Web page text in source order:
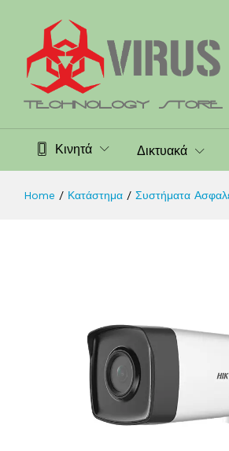
Κινητά Δικτυακά
Home / Κατάστημα / Συστήματα
Περιγραφή